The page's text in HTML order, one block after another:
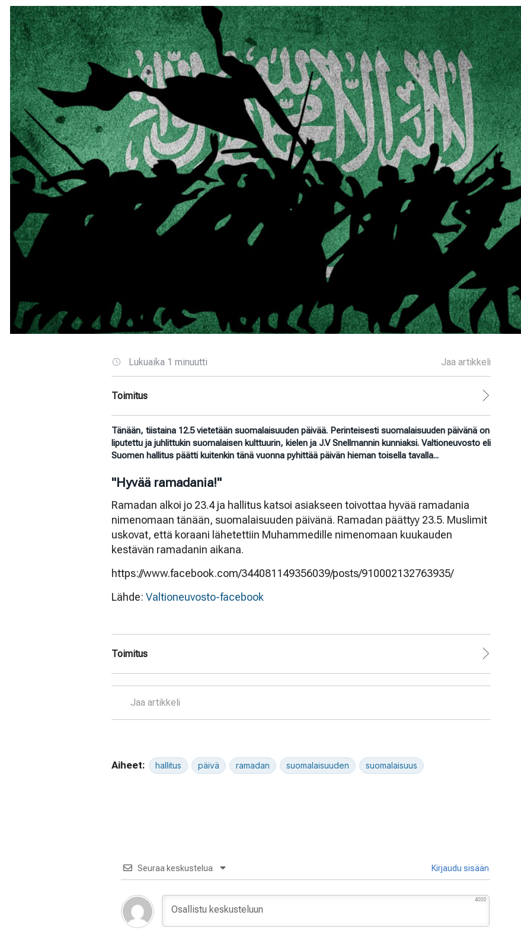
Lukuaika 1 minuutti Jaa artikkeli
Toimitus
Tänään, tiistaina 12.5 vietetään suomalaisuuden päivää. Perinteisesti suomalaisuuden päivänä on
liputettu ja juhlittukin suomalaisen kulttuurin, kielen ja J.V Snellmannin kunniaksi. Valtioneuvosto eli
Suomen hallitus päätti kuitenkin tänä vuonna pyhittää päivän hieman toisella tavalla...
"Hyvää ramadania!"
Ramadan alkoi jo 23.4 ja hallitus katsoi asiakseen toivottaa hyvää ramadania
nimenomaan tänään, suomalaisuuden päivänä. Ramadan päättyy 23.5. Muslimit
uskovat, että koraani lähetettiin Muhammedille nimenomaan kuukauden
kestävän ramadanin aikana.
https://www.facebook.com/344081149356039/posts/910002132763935/
Lähde:Valtioneuvosto-facebook
Toimitus
Jaa artikkeli
Aiheet: hallitus päivä ramadan suomalaisuuden suomalaisuus
Seuraa keskustelua Kirjaudu sisään
4000